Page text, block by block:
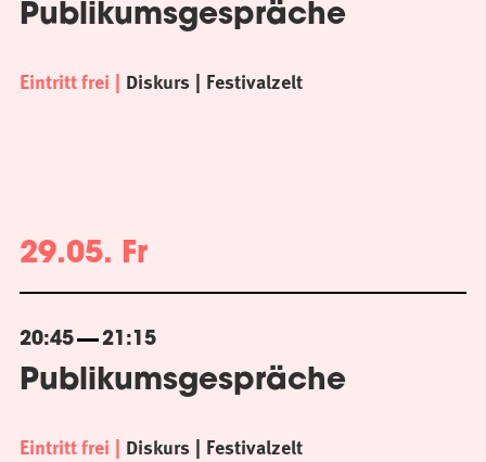
Publikumsgespräche
Eintritt frei Diskurs Festivalzelt
29.05. Fr
20:45 21:15
Publikumsgespräche
Eintritt frei Diskurs Festivalzelt